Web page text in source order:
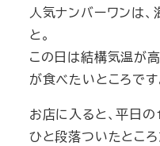
人気ナンバーワンは
と。
この日は結構気温が
が食べたいところです
お店に入ると、平日
ひと段落ついたところ